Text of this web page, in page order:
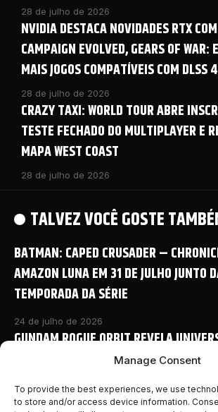
Manage Consent
To provide the best experiences, we use
to store and/or access device information.
28 de julho de 2026
NVIDIA DESTACA NOVIDADES RTX
CAMPAIGN EVOLVED, GEARS OF WAR:
MAIS JOGOS COMPATÍVEIS COM DLSS
28 de julho de 2026
CRAZY TAXI: WORLD TOUR ABRE
TESTE FECHADO DO MULTIPLAYER E
MAPA WEST COAST
28 de julho de 2026
TALVEZ VOCÊ GOSTE
BATMAN: CAPED CRUSADER –
AMAZON LUNA EM 31 DE JULHO JUNTO
TEMPORADA DA SÉRIE
24 de julho de 2026
GUNDAM ROGUE ORBIT REVELA
COMPARTILHADO COM NOVO ANIME E
24 de julho de 2026